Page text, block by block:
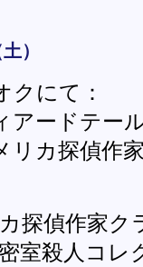
）
クにて：
アードテー
リカ探偵作
カ探偵作家
室殺人コ